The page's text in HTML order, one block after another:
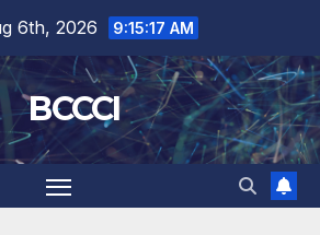
6th, 2026 9:15:18 AM
BCCCI